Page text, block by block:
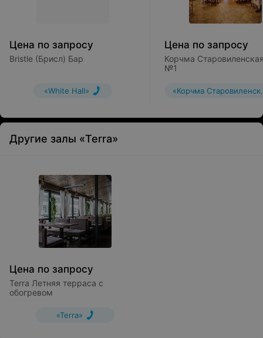
Цена по запросу
Bristle (Брисл) Бар
«White Hall»
Цена по запросу
Корчма
№1
«Корчма
Другие залы «Terra»
Цена по запросу
Terra Летняя терраса с
обогревом
«Terra»